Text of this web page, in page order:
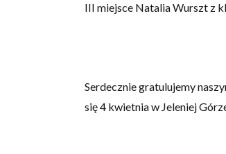
III miejsce Natalia Wurszt z
Serdecznie gratulujemy
się 4 kwietnia w Jeleniej